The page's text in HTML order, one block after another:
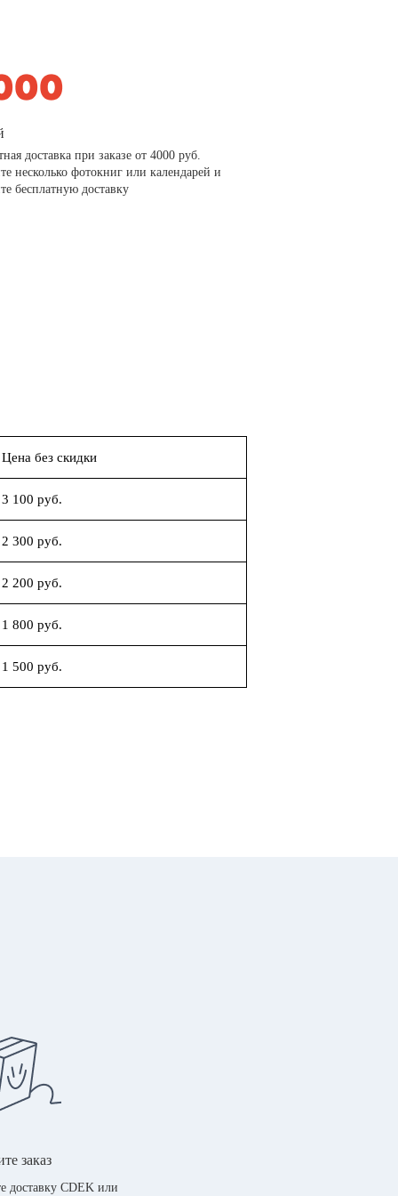
доставка при заказе от 4000 руб.
несколько фотокниг или календарей и
бесплатную доставку
Цена без скидки
3 100 руб.
2 300 руб.
2 200 руб.
1 800 руб.
1 500 руб.
заказ
доставку CDEK или